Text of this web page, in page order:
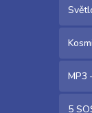
MP3
5